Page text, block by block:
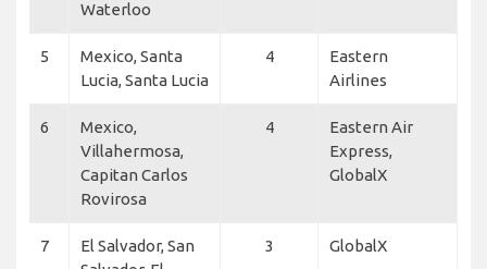
Waterloo
5
Mexico, Santa
Lucia, Santa Lucia
4
Eastern
Airlines
6
Mexico,
Villahermosa,
Capitan Carlos
Rovirosa
4
Eastern Air
Express,
GlobalX
7
El Salvador, San
3 GlobalX